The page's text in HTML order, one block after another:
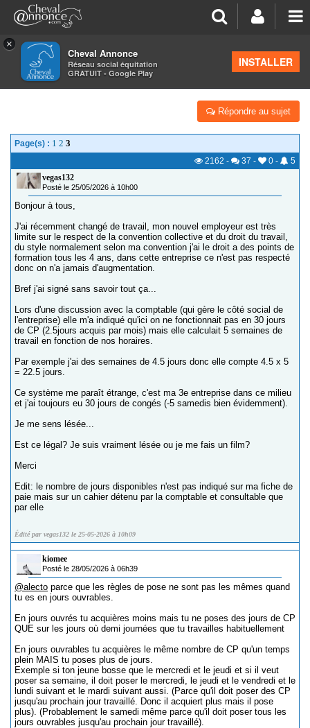
×
Cheval Annonce
Réseau social équitation
GRATUIT - Google Play
INSTALLER
>Salon de thé
DROIT DU TRAVAIL - CONGÉS PAYÉS
Répondre au sujet
Page(s) : 1 2 3
2162 - 37 - 0 -
5
vegas132
Posté le 25/05/2026 à 10h00
Bonjour à tous,
J'ai récemment changé de travail, mon nouvel employeur est très
limite sur le respect de la convention collective et du droit du travail,
du style normalement selon ma convention j'ai le droit a des points de
formation tous les 4 ans, dans cette entreprise ce n'est pas respecté
donc on n'a jamais d'augmentation.
Bref j'ai signé sans savoir tout ça...
Lors d'une discussion avec la comptable (qui gère le côté social de
l'entreprise) elle m'a indiqué qu'ici on ne fonctionnait pas en 30 jours
de CP (2.5jours acquis par mois) mais elle calculait 5 semaines de
travail en fonction de nos horaires.
Par exemple j'ai des semaines de 4.5 jours donc elle compte 4.5 x 5
= 22.5 jours.
Ce système me paraît étrange, c'est ma 3e entreprise dans ce milieu
et j'ai toujours eu 30 jours de congés (-5 samedis bien évidemment).
Je me sens lésée...
Est ce légal? Je suis vraiment lésée ou je me fais un film?
Merci
Edit: le nombre de jours disponibles n'est pas indiqué sur ma fiche de
paie mais sur un cahier détenu par la comptable et consultable que
par elle
Édité par vegas132 le 25-05-2026 à 10h09
kiomee
Posté le 28/05/2026 à 06h39
@alecto parce que les règles de pose ne sont pas les mêmes quand
tu es en jours ouvrables.
En jours ouvrés tu acquières moins mais tu ne poses des jours de CP
QUE sur les jours où demi journées que tu travailles habituellement
En jours ouvrables tu acquières le même nombre de CP qu'un temps
plein MAIS tu poses plus de jours.
Exemple si ton jeune bosse que le mercredi et le jeudi et si il veut
poser sa semaine, il doit poser le mercredi, le jeudi et le vendredi et le
lundi suivant et le mardi suivant aussi. (Parce qu'il doit poser des CP
jusqu'au prochain jour travaillé. Donc il acquiert plus mais il pose
plus). (Probablement le samedi même parce qu'il doit poser tous les
jours ouvrables jusqu'au prochain jour travaillé).